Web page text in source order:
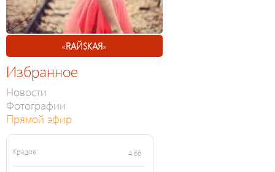
«RАЙSКАЯ»
Избранное
Новости
Фотографии
Прямой эфир
Кредов: 4.66